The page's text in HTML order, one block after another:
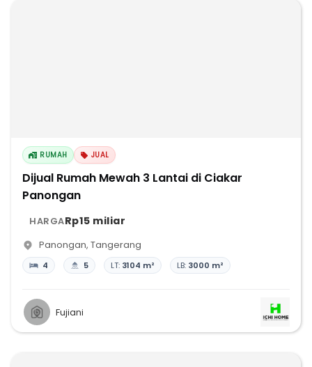
RUMAH JUAL
Dijual Rumah Mewah 3 Lantai di Ciakar
Panongan
HARGARp15 miliar
Panongan, Tangerang
4 5 LT: 3104 m² LB: 3000 m²
Fujiani